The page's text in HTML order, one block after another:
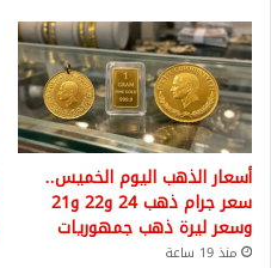
أسعار الذهب اليوم الخميس..
سعر جرام ذهب 24 و22 و21
وسعر ليرة ذهب جمهوريات
منذ 19 ساعة